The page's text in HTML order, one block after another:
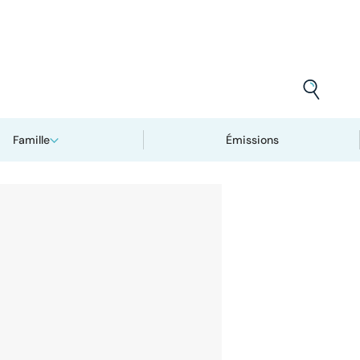
Famille Émissions